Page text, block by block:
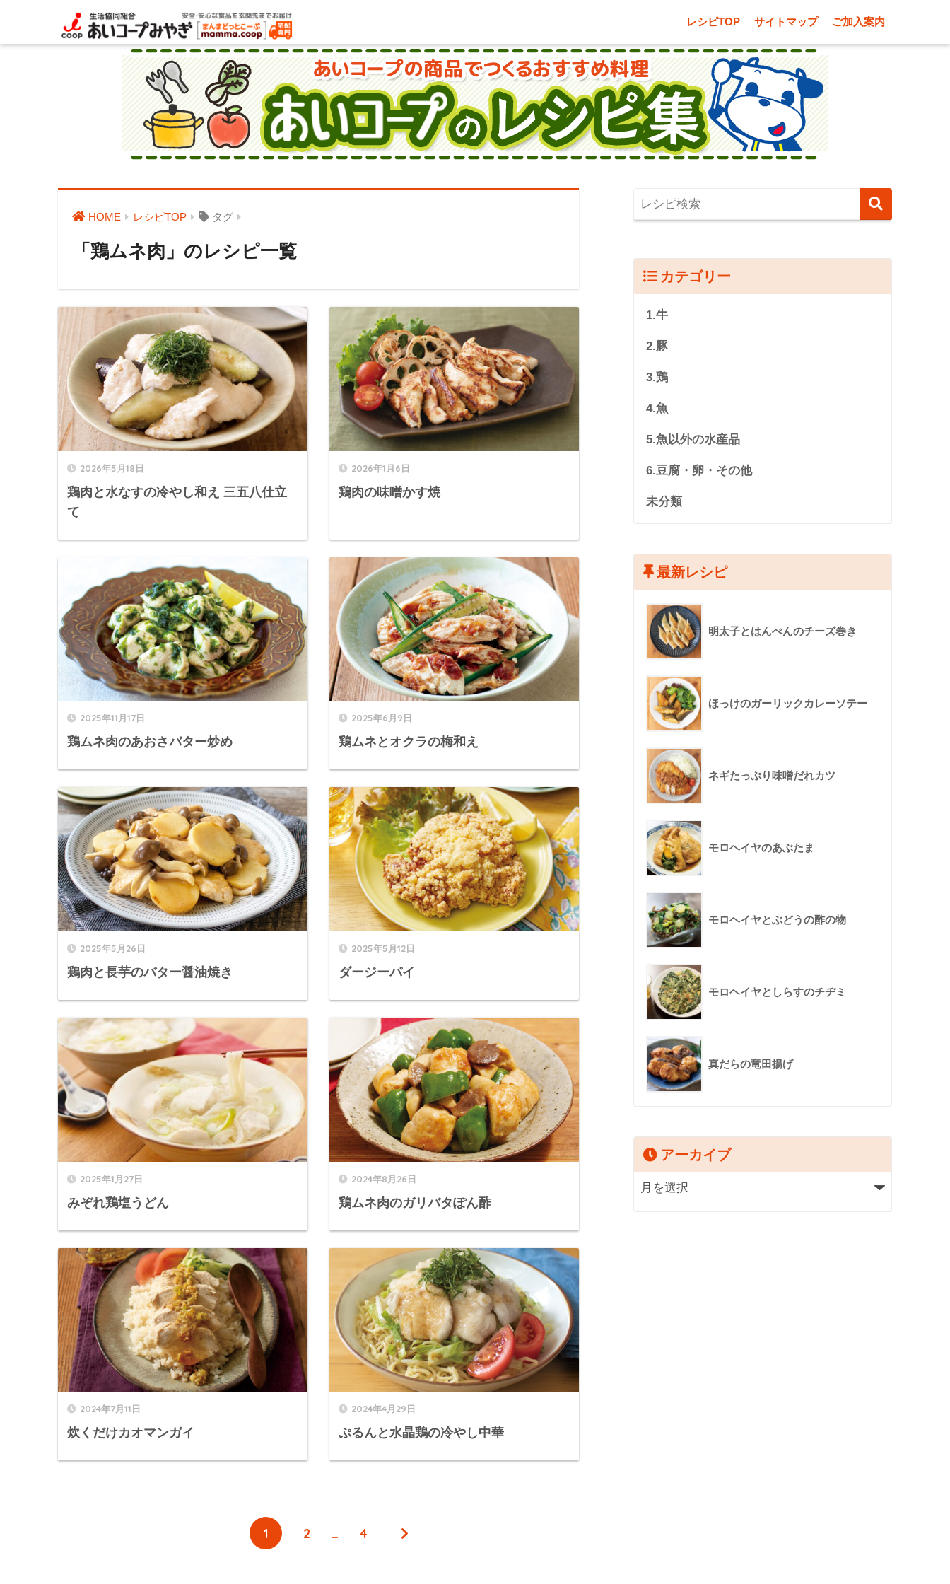
レシピTOP サイトマップ ご加入案内
HOME レシピTOP タグ
「鶏ムネ肉」のレシピ一覧
2026年5月18日
鶏肉と水なすの冷やし和え 三五八仕立
て
2026年1月6日
鶏肉の味噌かす焼
2025年11月17日
鶏ムネ肉のあおさバター炒め
2025年6月9日
鶏ムネとオクラの梅和え
2025年5月26日
鶏肉と長芋のバター醤油焼き
2025年5月12日
ダージーパイ
2025年1月27日
みぞれ鶏塩うどん
2024年8月26日
鶏ムネ肉のガリバタぽん酢
2024年7月11日
炊くだけカオマンガイ
2024年4月29日
ぷるんと水晶鶏の冷やし中華
1 2 … 4
カテゴリー
1.牛
2.豚
3.鶏
4.魚
5.魚以外の水産品
6.豆腐・卵・その他
未分類
最新レシピ
明太子とはんぺんのチーズ巻き
ほっけのガーリックカレーソテー
ネギたっぷり味噌だれカツ
モロヘイヤのあぶたま
モロヘイヤとぶどうの酢の物
モロヘイヤとしらすのチヂミ
真だらの竜田揚げ
アーカイブ